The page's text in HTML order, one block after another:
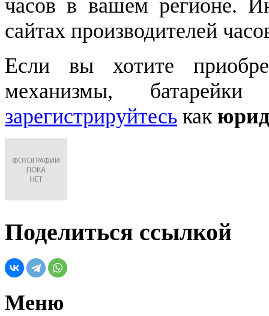
часов в вашем регионе.
сайтах производителей
Если вы хотите
механизмы,
зарегистрируйтесь как
Поделиться ссылкой
Меню